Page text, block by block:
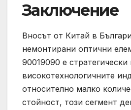
Заключение
Вносът от Китай в
немонтирани оптични
90019090 е
високотехнологичните
относително малко
стойност, този сегмент